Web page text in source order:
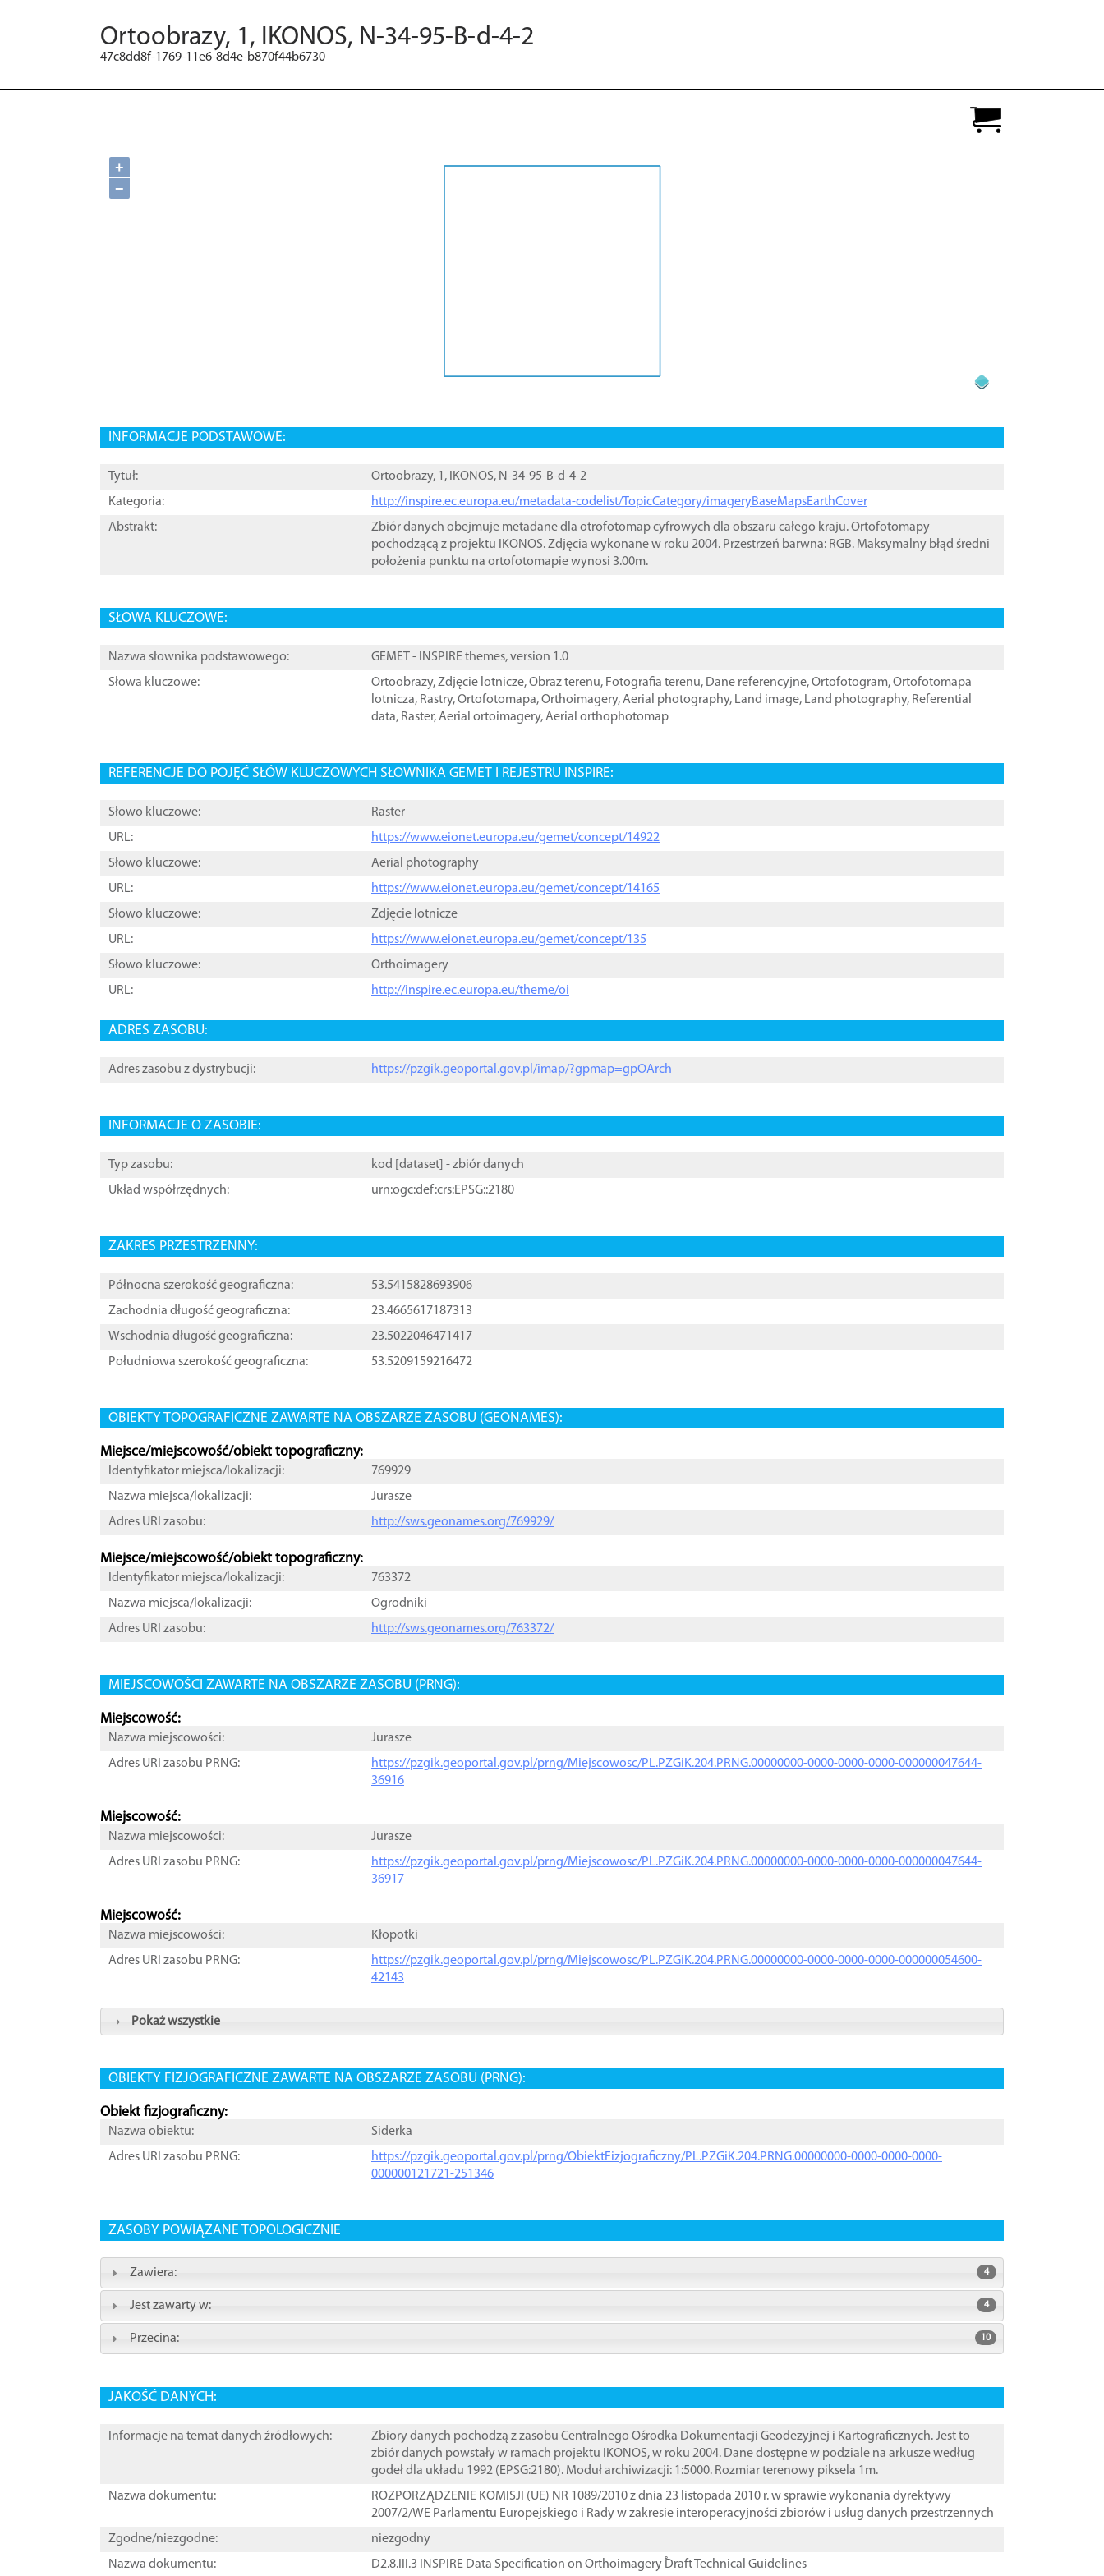
Ortoobrazy, 1, IKONOS, N-34-95-B-d-4-2
47c8dd8f-1769-11e6-8d4e-b870f44b6730
+
−
INFORMACJE PODSTAWOWE:
Tytuł:
Ortoobrazy, 1, IKONOS, N-34-95-B-d-4-2
Kategoria:
http://inspire.ec.europa.eu/metadata-codelist/TopicCategory/imageryBaseMapsEarthCover
Abstrakt:
Zbiór danych obejmuje metadane dla otrofotomap cyfrowych dla obszaru całego kraju. Ortofotomapy
pochodzącą z projektu IKONOS. Zdjęcia wykonane w roku 2004. Przestrzeń barwna: RGB. Maksymalny błąd średni
położenia punktu na ortofotomapie wynosi 3.00m.
SŁOWA KLUCZOWE:
Nazwa słownika podstawowego:
GEMET - INSPIRE themes, version 1.0
Słowa kluczowe:
Ortoobrazy,Zdjęcie lotnicze,Obraz terenu, Fotografia terenu, Dane referencyjne,Ortofotogram,Ortofotomapa
lotnicza, Rastry,Ortofotomapa,Orthoimagery,Aerial photography, Land image, Land photography, Referential
data, Raster,Aerial ortoimagery,Aerial orthophotomap
REFERENCJE DO POJĘĆ SŁÓW KLUCZOWYCH SŁOWNIKA GEMET I REJESTRU INSPIRE:
Słowo kluczowe:
Raster
URL:
https://www.eionet.europa.eu/gemet/concept/14922
Słowo kluczowe:
Aerial photography
URL:
https://www.eionet.europa.eu/gemet/concept/14165
Słowo kluczowe:
Zdjęcie lotnicze
URL:
https://www.eionet.europa.eu/gemet/concept/135
Słowo kluczowe:
Orthoimagery
URL:
http://inspire.ec.europa.eu/theme/oi
ADRES ZASOBU:
Adres zasobu z dystrybucji: https://pzgik.geoportal.gov.pl/imap/?gpmap=gpOArch
INFORMACJE O ZASOBIE:
Typ zasobu: kod [ dataset ] - zbiór danych
Układ współrzędnych:
urn:ogc:def:crs:EPSG::2180
ZAKRES PRZESTRZENNY:
Północna szerokość geograficzna:
53.5415828693906
Zachodnia długość geograficzna:
23.4665617187313
Wschodnia długość geograficzna:
23.5022046471417
Południowa szerokość geograficzna:
53.5209159216472
OBIEKTY TOPOGRAFICZNE ZAWARTE NA OBSZARZE ZASOBU (GEONAMES):
Miejsce/miejscowość/obiekt topograficzny:
Identyfikator miejsca/lokalizacji:
769929
Nazwa miejsca/lokalizacji:
Jurasze
Adres URI zasobu:
http://sws.geonames.org/769929/
Miejsce/miejscowość/obiekt topograficzny:
Identyfikator miejsca/lokalizacji:
763372
Nazwa miejsca/lokalizacji:
Ogrodniki
Adres URI zasobu:
http://sws.geonames.org/763372/
MIEJSCOWOŚCI ZAWARTE NA OBSZARZE ZASOBU (PRNG):
Miejscowość:
Nazwa miejscowości:
Jurasze
Adres URI zasobu PRNG:
https://pzgik.geoportal.gov.pl/prng/Miejscowosc/PL.PZGiK.204.PRNG.00000000-0000-0000-0000-000000047644-
36916
Miejscowość:
Nazwa miejscowości:
Jurasze
Adres URI zasobu PRNG:
https://pzgik.geoportal.gov.pl/prng/Miejscowosc/PL.PZGiK.204.PRNG.00000000-0000-0000-0000-000000047644-
36917
Miejscowość:
Nazwa miejscowości:
Kłopotki
Adres URI zasobu PRNG:
https://pzgik.geoportal.gov.pl/prng/Miejscowosc/PL.PZGiK.204.PRNG.00000000-0000-0000-0000-000000054600-
42143
Pokaż wszystkie
OBIEKTY FIZJOGRAFICZNE ZAWARTE NA OBSZARZE ZASOBU (PRNG):
Obiekt fizjograficzny:
Nazwa obiektu:
Siderka
Adres URI zasobu PRNG:
https://pzgik.geoportal.gov.pl/prng/ObiektFizjograficzny/PL.PZGiK.204.PRNG.00000000-0000-0000-0000-
000000121721-251346
ZASOBY POWIĄZANE TOPOLOGICZNIE
Zawiera: 4
Jest zawarty w: 4
Przecina: 10
JAKOŚĆ DANYCH:
Informacje na temat danych źródłowych:
Zbiory danych pochodzą z zasobu Centralnego Ośrodka Dokumentacji Geodezyjnej i Kartograficznych. Jest to
zbiór danych powstały w ramach projektu IKONOS, w roku 2004. Dane dostępne w podziale na arkusze według
godeł dla układu 1992 (EPSG:2180). Moduł archiwizacji: 1:5000. Rozmiar terenowy piksela 1m.
Nazwa dokumentu:
ROZPORZĄDZENIE KOMISJI (UE) NR 1089/2010 z dnia 23 listopada 2010 r. w sprawie wykonania dyrektywy
2007/2/WE Parlamentu Europejskiego i Rady w zakresie interoperacyjności zbiorów i usług danych przestrzennych
Zgodne/niezgodne:
niezgodny
Nazwa dokumentu:
D2.8.III.3 INSPIRE Data Specification on Orthoimagery ֠Draft Technical Guidelines